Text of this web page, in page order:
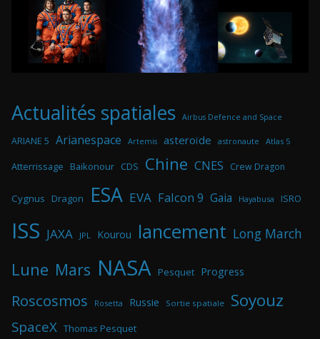
Actualités spatiales Airbus Defence and Space
ARIANE 5 Arianespace Artemis asteroïde astronaute Atlas 5
Atterrissage Baikonour CDS Chine CNES Crew Dragon
Cygnus Dragon ESA EVA Falcon 9 Gaia Hayabusa ISRO
ISS JAXA JPL Kourou lancement Long March
Lune Mars NASA Pesquet Progress
Roscosmos Rosetta Russie Sortie spatiale Soyouz
SpaceX Thomas Pesquet